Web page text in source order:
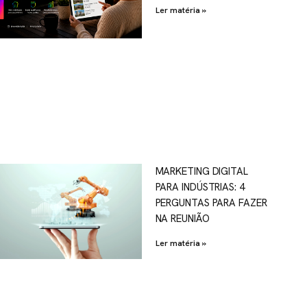
Ler matéria »
MARKETING DIGITAL
PARA INDÚSTRIAS: 4
PERGUNTAS PARA FAZER
NA REUNIÃO
Ler matéria »